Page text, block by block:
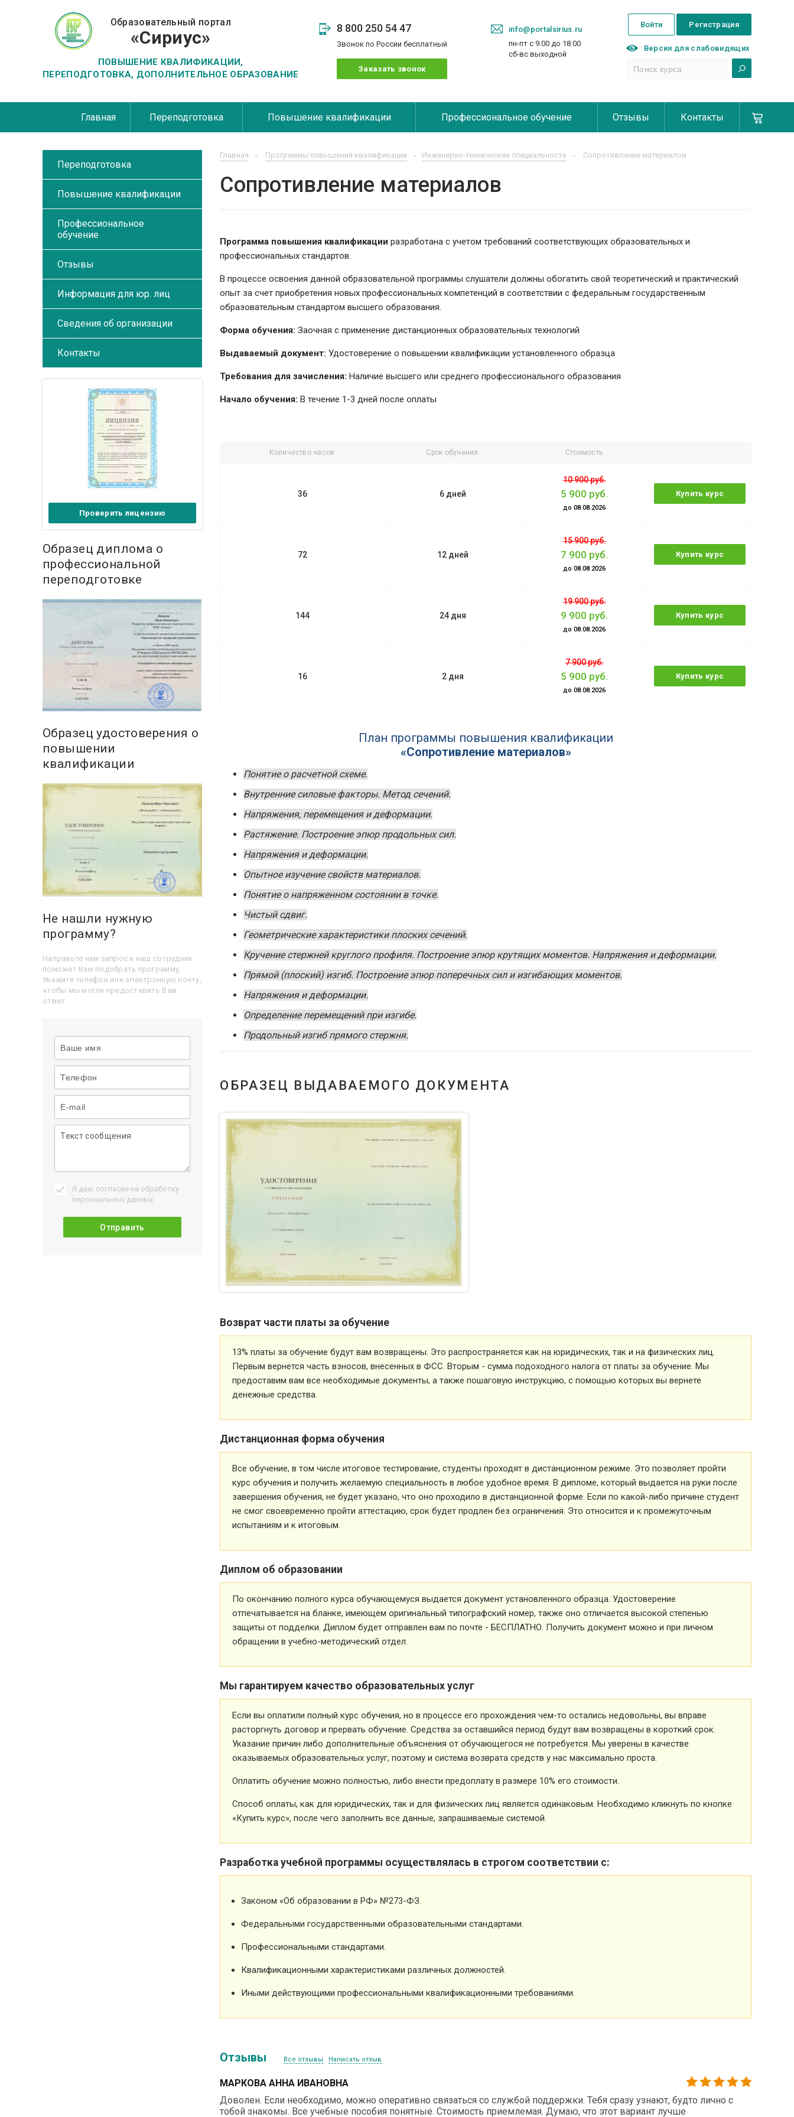
Образовательный портал
«Сириус»
ПОВЫШЕНИЕ КВАЛИФИКАЦИИ,
ПЕРЕПОДГОТОВКА, ДОПОЛНИТЕЛЬНОЕ ОБРАЗОВАНИЕ
8 800 250 54 47
Звонок по России бесплатный
Заказать звонок
info@portalsirius.ru
пн-пт с 9.00 до 18.00
сб-вс выходной
Регистрация
Войти
Версия для слабовидящих
Главная Переподготовка Повышение квалификации Профессиональное обучение Отзывы Контакты
Главная Программы повышения квалификации Инженерно-технические специальности Сопротивление материалов
Сопротивление материалов
Программа повышения квалификации разработана с учетом требований соответствующих образовательных и
профессиональных стандартов.
В процессе освоения данной образовательной программы слушатели должны обогатить свой теоретический и практический
опыт за счет приобретения новых профессиональных компетенций в соответствии с федеральным государственным
образовательным стандартом высшего образования.
Форма обучения: Заочная с применение дистанционных образовательных технологий
Выдаваемый документ: Удостоверение о повышении квалификации установленного образца
Требования для зачисления: Наличие высшего или среднего профессионального образования
Начало обучения: В течение 1-3 дней после оплаты
Количество часов Срок обучения Стоимость
36 6 дней
10 900 руб.
5 900 руб.
до 08.08.2026
Купить курс
72 12 дней
15 900 руб.
7 900 руб.
до 08.08.2026
Купить курс
144 24 дня
19 900 руб.
9 900 руб.
до 08.08.2026
Купить курс
16 2 дня
7 900 руб.
5 900 руб.
до 08.08.2026
Купить курс
План программы повышения квалификации
«Сопротивление материалов»
Понятие о расчетной схеме.
Внутренние силовые факторы. Метод сечений.
Напряжения, перемещения и деформации.
Растяжение. Построение эпюр продольных сил.
Напряжения и деформации.
Опытное изучение свойств материалов.
Понятие о напряженном состоянии в точке.
Чистый сдвиг.
Геометрические характеристики плоских сечений.
Кручение стержней круглого профиля. Построение эпюр крутящих моментов. Напряжения и деформации.
Прямой (плоский) изгиб. Построение эпюр поперечных сил и изгибающих моментов.
Напряжения и деформации.
Определение перемещений при изгибе.
Продольный изгиб прямого стержня.
ОБРАЗЕЦ ВЫДАВАЕМОГО ДОКУМЕНТА
Возврат части платы за обучение
13% платы за обучение будут вам возвращены. Это распространяется как на юридических, так и на физических лиц.
Первым вернется часть взносов, внесенных в ФСС. Вторым - сумма подоходного налога от платы за обучение. Мы
предоставим вам все необходимые документы, а также пошаговую инструкцию, с помощью которых вы вернете
денежные средства.
Дистанционная форма обучения
Все обучение, в том числе итоговое тестирование, студенты проходят в дистанционном режиме. Это позволяет пройти
курс обучения и получить желаемую специальность в любое удобное время. В дипломе, который выдается на руки после
завершения обучения, не будет указано, что оно проходило в дистанционной форме. Если по какой-либо причине студент
не смог своевременно пройти аттестацию, срок будет продлен без ограничения. Это относится и к промежуточным
испытаниям и к итоговым.
Диплом об образовании
По окончанию полного курса обучающемуся выдается документ установленного образца. Удостоверение
отпечатывается на бланке, имеющем оригинальный типографский номер, также оно отличается высокой степенью
защиты от подделки. Диплом будет отправлен вам по почте - БЕСПЛАТНО. Получить документ можно и при личном
обращении в учебно-методический отдел.
Мы гарантируем качество образовательных услуг
Если вы оплатили полный курс обучения, но в процессе его прохождения чем-то остались недовольны, вы вправе
расторгнуть договор и прервать обучение. Средства за оставшийся период будут вам возвращены в короткий срок.
Указание причин либо дополнительные объяснения от обучающегося не потребуется. Мы уверены в качестве
оказываемых образовательных услуг, поэтому и система возврата средств у нас максимально проста.
Оплатить обучение можно полностью, либо внести предоплату в размере 10% его стоимости.
Способ оплаты, как для юридических, так и для физических лиц является одинаковым. Необходимо кликнуть по кнопке
«Купить курс», после чего заполнить все данные, запрашиваемые системой.
Разработка учебной программы осуществлялась в строгом соответствии с:
Законом «Об образовании в РФ» №273-ФЗ.
Федеральными государственными образовательными стандартами.
Профессиональными стандартами.
Квалификационными характеристиками различных должностей.
Иными действующими профессиональными квалификационными требованиями.
Отзывы Все отзывы Написать отзыв
МАРКОВА АННА ИВАНОВНА
Доволен. Если необходимо, можно оперативно связаться со службой поддержки. Тебя сразу узнают, будто лично с
тобой знакомы. Все учебные пособия понятные. Стоимость приемлемая. Думаю, что этот вариант лучше
Переподготовка
Повышение квалификации
Профессиональное
обучение
Отзывы
Информация для юр. лиц
Сведения об организации
Контакты
Проверить лицензию
Образец диплома о
профессиональной
переподготовке
Образец удостоверения о
повышении
квалификации
Не нашли нужную
программу?
Направьте нам запрос и наш сотрудник
поможет Вам подобрать программу.
Укажите телефон или электронную почту,
чтобы мы могли предоставить Вам
ответ.
Я даю согласие на обработку
персональных данных